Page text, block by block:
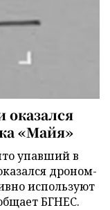
«Майя»
упавший в
дроном-
используют
БГНЕС.